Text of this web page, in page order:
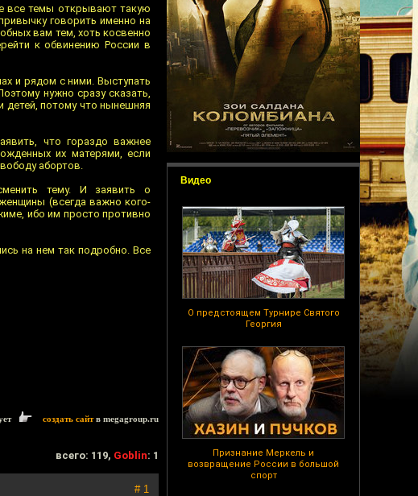
Видео
О предстоящем Турнире Святого
Георгия
Признание Меркель и
возвращение России в большой
спорт
все темы открывают такую
говорить именно на
вам тем, хоть косвенно
к обвинению России в
и рядом с ними. Выступать
нужно сразу сказать,
детей, потому что нынешняя
что гораздо важнее
их матерями, если
абортов.
тему. И заявить о
(всегда важно кого-
ибо им просто противно
на нем так подробно. Все
создать сайтв megagroup.ru
всего: 119, Goblin: 1
# 1